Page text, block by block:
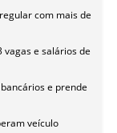
com mais de
vagas e salários de
e prende
veículo